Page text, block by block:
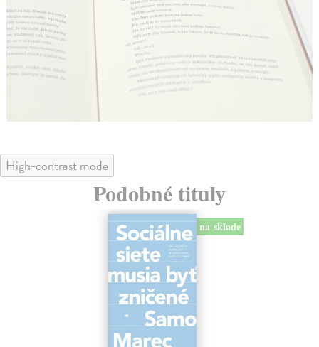
High-contrast mode
Podobné tituly
na sklade